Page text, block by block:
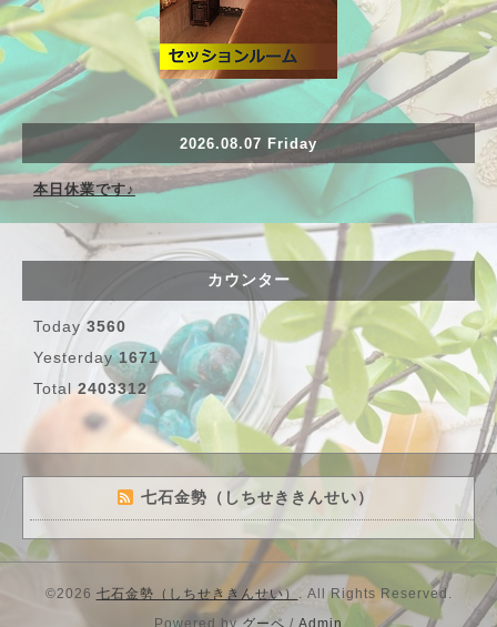
2026.08.07 Friday
本日休業です♪
カウンター
Today 3560
Yesterday1671
Total 2403312
七石金勢（しちせききんせい）
©2026 七石金勢（しちせききんせい）
. All Rights Reserved.
Powered byグーペ / Admin